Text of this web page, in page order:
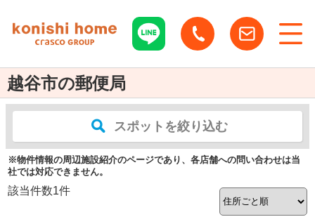
越谷市の郵便局
スポットを絞り込む
※物件情報の周辺施設紹介のページであり、各店舗への問い合わせは当
社では対応できません。
該当件数1件